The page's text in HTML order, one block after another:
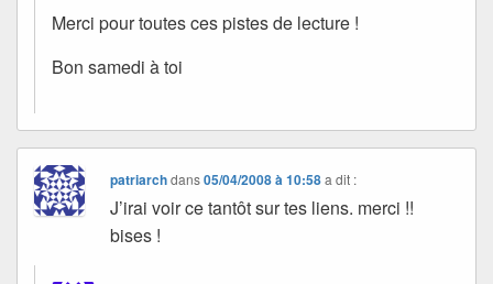
Merci pour toutes ces pistes de lecture !
Bon samedi à toi
patriarchdans05/04/2008 à 10:58 a dit :
J’irai voir ce tantôt sur tes liens. merci !!
bises !